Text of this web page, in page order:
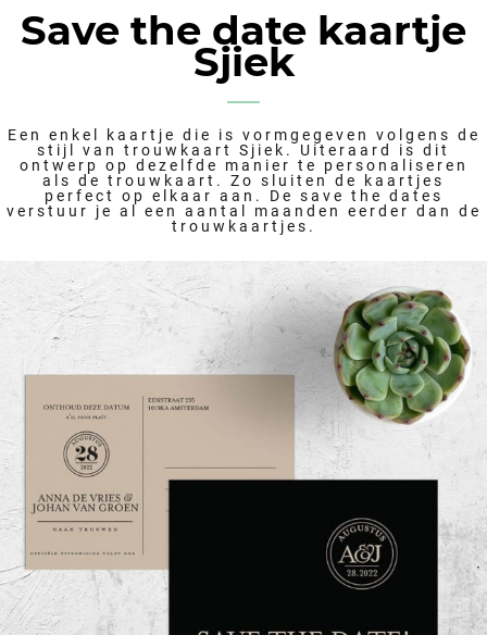
Save the date kaartje
Sjiek
Een enkel kaartje die is vormgegeven volgens de
stijl van trouwkaart Sjiek. Uiteraard is dit
ontwerp op dezelfde manier te personaliseren
als de trouwkaart. Zo sluiten de kaartjes
perfect op elkaar aan. De save the dates
verstuur je al een aantal maanden eerder dan de
trouwkaartjes.